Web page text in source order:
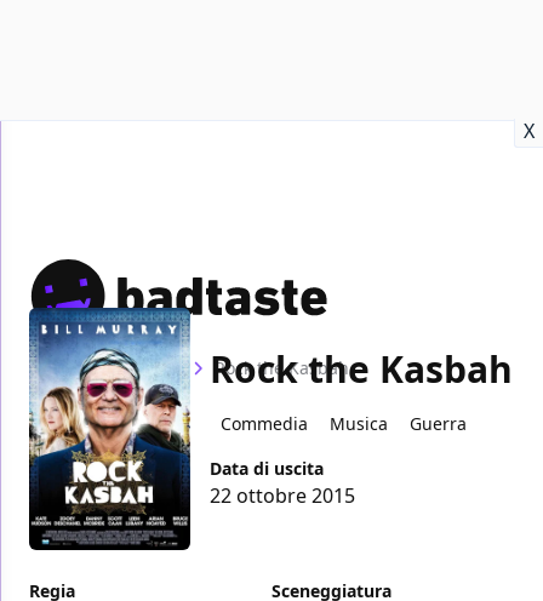
X
Home Film Rock the Kasbah
Rock the Kasbah
Commedia Musica
Guerra
Data di uscita
22 ottobre 2015
Regia
Sceneggiatura